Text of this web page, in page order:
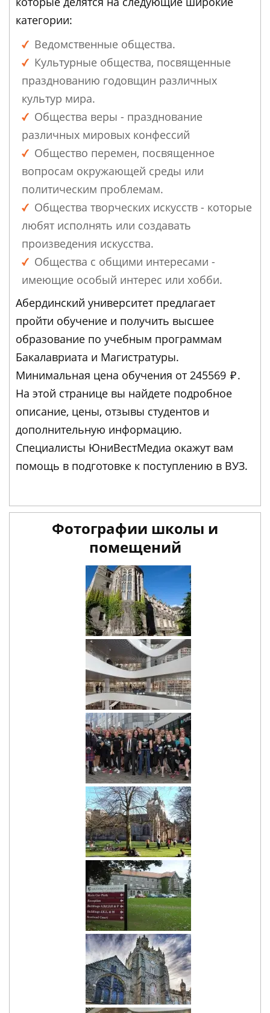
категории:
Ведомственные общества.
Культурные общества, посвященные
празднованию годовщин различных
культур мира.
Общества веры - празднование
различных мировых конфессий
Общество перемен, посвященное
вопросам окружающей среды или
политическим проблемам.
Общества творческих искусств - которые
любят исполнять или создавать
произведения искусства.
Общества с общими интересами -
имеющие особый интерес или хобби.
Абердинский университет предлагает
пройти обучение и получить высшее
образование по учебным программам
Бакалавриата и Магистратуры.
Минимальная цена обучения от 245569 ₽.
На этой странице вы найдете подробное
описание, цены, отзывы студентов и
дополнительную информацию.
Специалисты ЮниВестМедиа окажут вам
помощь в подготовке к поступлению в ВУЗ.
Фотографии школы и
помещений